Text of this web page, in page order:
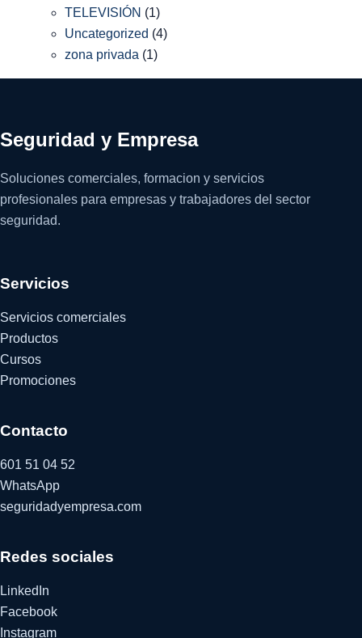
TELEVISIÓN (1)
Uncategorized (4)
zona privada (1)
Seguridad y Empresa
Soluciones comerciales, formacion y servicios
profesionales para empresas y trabajadores del sector
seguridad.
Servicios
Servicios comerciales
Productos
Cursos
Promociones
Contacto
601 51 04 52
WhatsApp
seguridadyempresa.com
Redes sociales
LinkedIn
Facebook
Instagram